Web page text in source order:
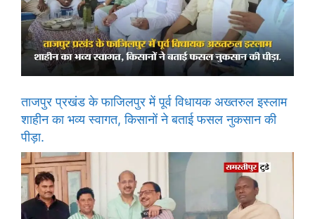
ताजपुर प्रखंड के फाजिलपुर में पूर्व विधायक अख्तरुल इस्लाम
शाहीन का भव्य स्वागत, किसानों ने बताई फसल नुकसान की
पीड़ा.